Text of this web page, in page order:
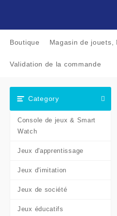
Boutique Magasin de jouets,
Validation de la commande
Category
Console de jeux & Smart
Watch
Jeux d'apprentissage
Jeux d'imitation
Jeux de société
Jeux éducatifs